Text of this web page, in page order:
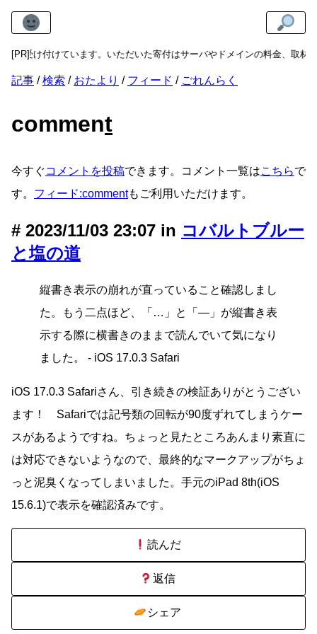
[PR]
を受け付けています。いただいた寄付はサーバやドメインの料金、取材
記事 検索 おたより フィード ごれんらく
comment
今すぐコメントを投稿できます。コメント一覧はこちらで
す。 フィード:commentもご利用いただけます。
2023/11/03 23:07 in コバルトブルー
と塩の道
縦書き表示の崩れが直っていること確認しまし
た。もう二点ほど、「…」と「―」が縦書き表
示する際に横書きのままで読んでいて気になり
ました。 - iOS 17.0.3 Safari
iOS 17.0.3 Safariさん、引き続きの検証ありがとうござい
ます！ Safariでは記号類の回転が90度ずれてしまうケー
スがあるようですね。ちょっと見たところあんまり素直に
は対応できないようなので、最終的なマークアップがちょ
っと泥臭くなってしまいました。手元のiPad 8th(iOS
15.6.1)で表示を確認済みです。
読んだ
返信
シェア